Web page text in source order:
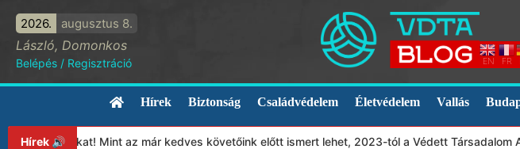
2026. augusztus 8.
László, Domonkos
Belépés / Regisztráció EN FR
Hírek Biztonság Családvédelem Életvédelem Vallás
Hírek 🔊Mint az már kedves követőink előtt ismert lehet, 2023-tól a Védett Társadalom